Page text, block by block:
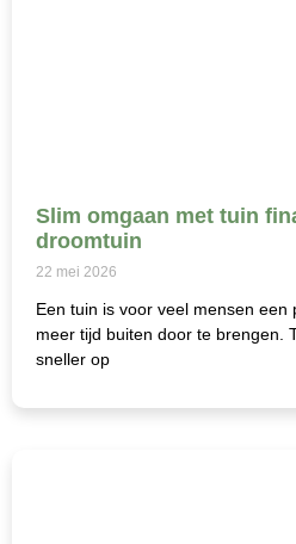
Slim omgaan met tuin
droomtuin
22 mei 2026
Een tuin is voor veel mensen een
meer tijd buiten door te brengen.
sneller op